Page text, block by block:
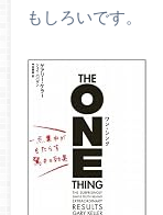
もしろいです。